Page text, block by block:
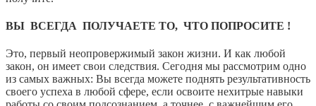
ВЫ ВСЕГДА ПОЛУЧАЕТЕ ТО, ЧТО ПОПРОСИТЕ !
Это, первый неопровержимый закон жизни. И как любой
закон, он имеет свои следствия. Сегодня мы рассмотрим одно
из самых важных: Вы всегда можете поднять результативность
своего успеха в любой сфере, если освоите нехитрые навыки